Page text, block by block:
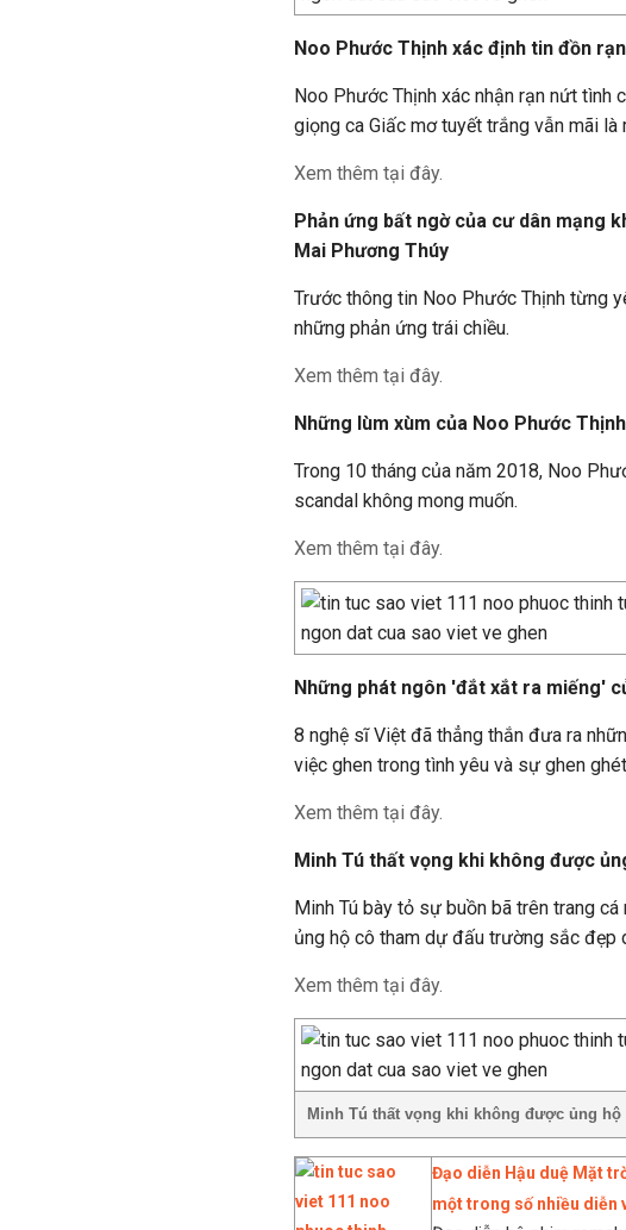
Noo Phước Thịnh xác định tin đồn
Noo Phước Thịnh xác nhận rạn nứt tình
giọng ca Giấc mơ tuyết trắng vẫn mãi
Xem thêm tại đây.
Phản ứng bất ngờ của cư dân mạng
Mai Phương Thúy
Trước thông tin Noo Phước Thịnh từng
những phản ứng trái chiều.
Xem thêm tại đây.
Những lùm xùm của Noo Phước
Trong 10 tháng của năm 2018, Noo
scandal không mong muốn.
Xem thêm tại đây.
Những phát ngôn 'đắt xắt ra miếng'
8 nghệ sĩ Việt đã thẳng thắn đưa ra
việc ghen trong tình yêu và sự ghen
Xem thêm tại đây.
Minh Tú thất vọng khi không được
Minh Tú bày tỏ sự buồn bã trên trang
ủng hộ cô tham dự đấu trường sắc đẹp
Xem thêm tại đây.
Minh Tú thất vọng khi không được ủng
Đạo diễn Hậu duệ Mặt
một trong số nhiều diễn